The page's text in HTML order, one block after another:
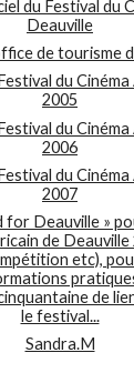
du Festival du
Deauville
de tourisme
du
2005
du
2006
du
2007
for Deauville »
de
etc),
de
le festival...
Sandra.M